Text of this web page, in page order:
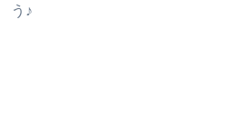
う♪